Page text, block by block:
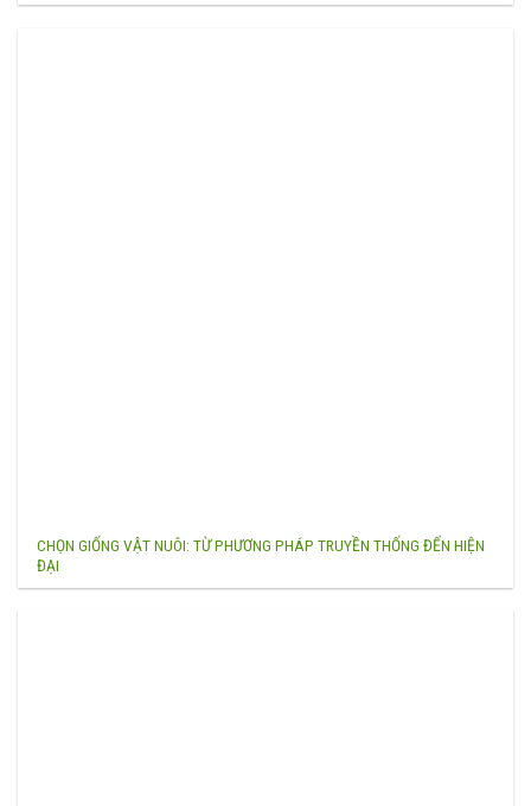
CHỌN GIỐNG VẬT NUÔI: TỪ PHƯƠNG PHÁP TRUYỀN THỐNG ĐẾN HIỆN
ĐẠI